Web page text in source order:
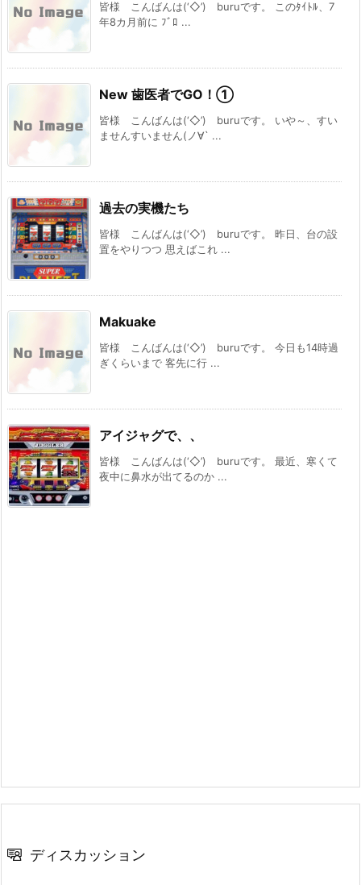
皆様 こんばんは(‘◇’)ゞburuです。 このﾀｲﾄﾙ、7
年8カ月前に ﾌﾞﾛ ...
New 歯医者でGO！①
皆様 こんばんは(‘◇’)ゞburuです。 いや～、すい
ませんすいません(ノ∀` ...
過去の実機たち
皆様 こんばんは(‘◇’)ゞburuです。 昨日、台の設
置をやりつつ 思えばこれ ...
Makuake
皆様 こんばんは(‘◇’)ゞburuです。 今日も14時過
ぎくらいまで 客先に行 ...
アイジャグで、、
皆様 こんばんは(‘◇’)ゞburuです。 最近、寒くて
夜中に鼻水が出てるのか ...
ディスカッション